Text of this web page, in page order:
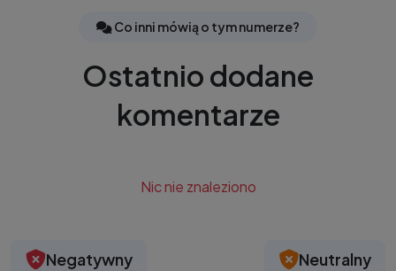
Co inni mówią o tym numerze?
Ostatnio dodane
komentarze
Nic nie znaleziono
Negatywny
Neutralny